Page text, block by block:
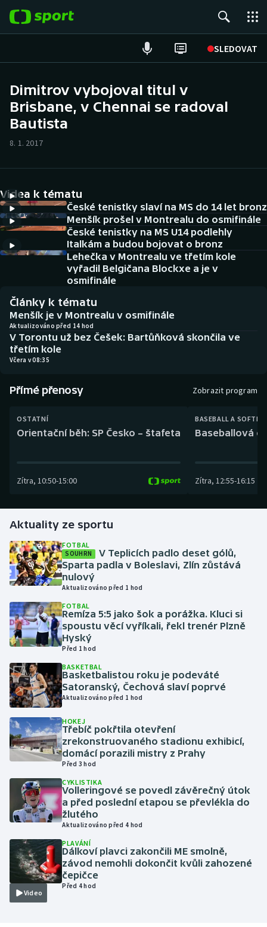
SLEDOVAT
Hokej
Cyklistika
DALŠÍ SPORTY
Americký fotbal
Baseball a softbal
Basketbal
Biatlon
Boby a skeleton
Box
Curling
Florbal
Futsal
Gymnastika
Jezdectví
Judo
Krasobruslení
Lezení
Lyže a snowboard
Moderní pětiboj
Motorsport
Olympijské hry
Parasport
Plavání
NEPŘEHLÉDNĚTE
Historické návraty
Aplikace ČT sport
AZ kvíz
Dimitrov vybojoval titul v
Brisbane, v Chennai se radoval
Bautista
8. 1. 2017
Videa k tématu
České tenistky slaví na MS do 14 let bronz
Menšík prošel v Montrealu do osmifinále
České tenistky na MS U14 podlehly
Italkám a budou bojovat o bronz
Lehečka v Montrealu ve třetím kole
vyřadil Belgičana Blockxe a je v
osmifinále
Články k tématu
Menšík je v Montrealu v osmifinále
Aktualizováno před 14 hod
V Torontu už bez Češek: Bartůňková skončila ve
třetím kole
Včera v 08:35
Přímé přenosy Zobrazit program
OSTATNÍ
Orientační běh: SP Česko – štafeta
Zítra, 10:50-15:00
BASEBALL A
Baseballová
Zítra, 12:55-16:15
Aktuality ze sportu
FOTBAL
SOUHRN
V Teplicích padlo deset gólů,
Sparta padla v Boleslavi, Zlín zůstává
nulový
Aktualizováno před 1 hod
FOTBAL
Remíza 5:5 jako šok a porážka. Kluci si
spoustu věcí vyříkali, řekl trenér Plzně
Hyský
Před 1 hod
BASKETBAL
Basketbalistou roku je podeváté
Satoranský, Čechová slaví poprvé
Aktualizováno před 1 hod
HOKEJ
Třebíč pokřtila otevření
zrekonstruovaného stadionu exhibicí,
domácí porazili mistry z Prahy
Před 3 hod
CYKLISTIKA
Volleringové se povedl závěrečný útok
a před poslední etapou se převlékla do
žlutého
Aktualizováno před 4 hod
Video
PLAVÁNÍ
Dálkoví plavci zakončili ME smolně,
závod nemohli dokončit kvůli zahozené
čepičce
Před 4 hod